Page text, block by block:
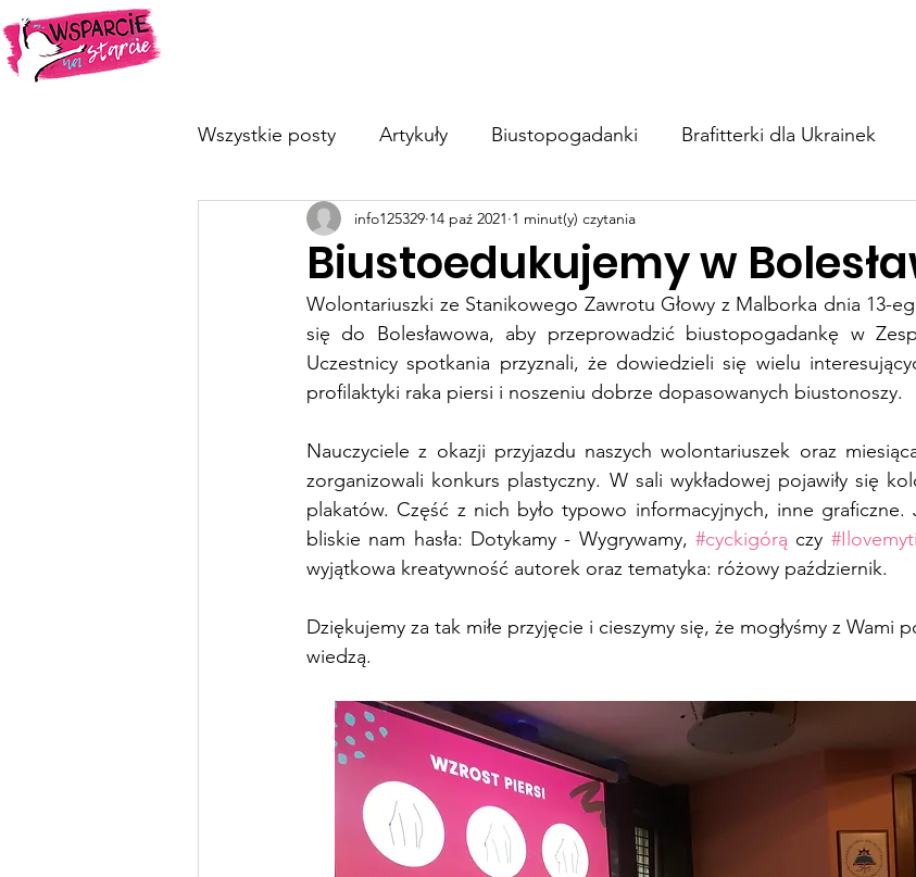
Wszystkie posty Artykuły Biustopogadanki Brafitterki dla Ukrainek
Biustoedukujemy w
info125329 14 paź 2021 1 minut(y) czytania
Wolontariuszki ze Stanikowego Zawrotu Głowy z Malborka dnia 13-
się do Bolesławowa, aby przeprowadzić biustopogadankę w
Uczestnicy spotkania przyznali, że dowiedzieli się wielu
profilaktyki raka piersi i noszeniu dobrze dopasowanych biustonoszy.
Nauczyciele z okazji przyjazdu naszych wolontariuszek oraz
zorganizowali konkurs plastyczny. W sali wykładowej pojawiły się
plakatów. Część z nich było typowo informacyjnych, inne graficzne.
bliskie nam hasła: Dotykamy - Wygrywamy, #cyckigórą czy
wyjątkowa kreatywność autorek oraz tematyka: różowy październik.
Dziękujemy za tak miłe przyjęcie i cieszymy się, że mogłyśmy z Wami
wiedzą.